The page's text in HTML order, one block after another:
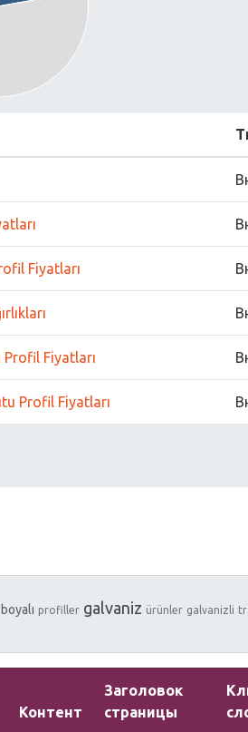
Fiyatları
Fiyatları
Profil Fiyatları
boyalı profiller galvaniz ürünler galvanizli
Контент
Заголовок
страницы